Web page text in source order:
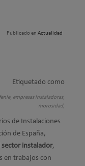
Publicado en Actualidad
Etiquetado como
fenie, empresas instaladoras,
morosidad,
de Instalaciones
de España,
sector instalador,
en trabajos con